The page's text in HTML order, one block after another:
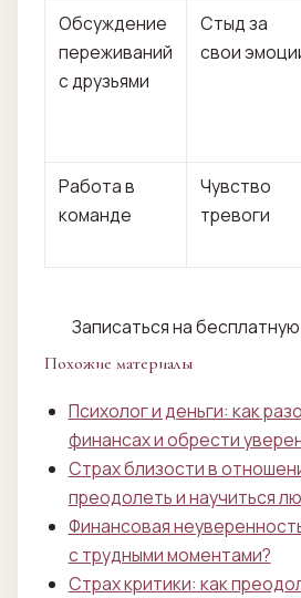
Обсуждение
переживаний
с друзьями
Стыд за
свои
Работа в
команде
Чувство
тревоги
Записаться на
Похожие материалы
Психолог и деньги: как
финансах и обрести
Страх близости в
преодолеть и научиться
Финансовая
с трудными моментами?
Страх критики: как